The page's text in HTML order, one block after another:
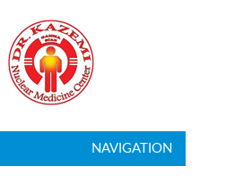
NAVIGATION